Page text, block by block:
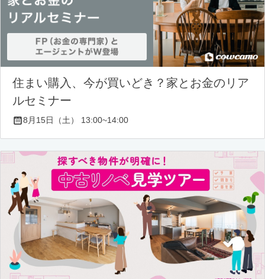
住まい購入、今が買いどき？家とお金のリア
ルセミナー
8月15日（土） 13:00~14:00